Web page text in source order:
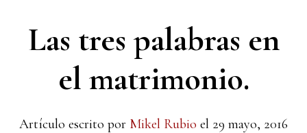
Las tres palabras en
el matrimonio.
Artículo escrito por Mikel Rubio el 29 mayo, 2016